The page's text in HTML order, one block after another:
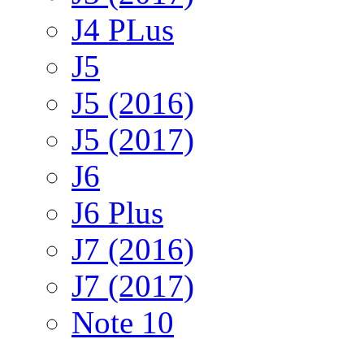
J4 PLus
J5
J5 (2016)
J5 (2017)
J6
J6 Plus
J7 (2016)
J7 (2017)
Note 10